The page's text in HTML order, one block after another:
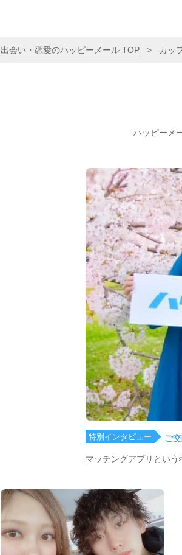
出会い・恋愛のハッピーメール TOP > カッ
ハッピーメ
特別インタビュー ご
マッチングアプリという